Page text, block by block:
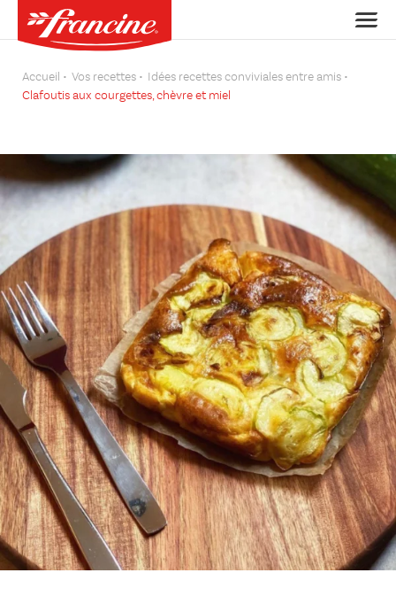
Accueil Vos recettes
Idées recettes conviviales entre amis
Clafoutis aux courgettes, chèvre et miel